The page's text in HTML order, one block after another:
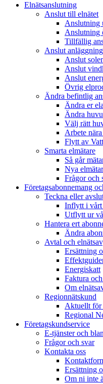
Elnätsanslutning
Anslut till elnätet
Anslutning
Anslutning
Tillfällig
Anslut
Anslut
Anslut
Anslut
Övrig
Ändra befintlig
Ändra er
Ändra
Välj rätt
Arbete
Flytt av
Smarta elmätare
Så går
Nya
Frågor och
Företagsabonnemang
Teckna eller
Inflytt i vårt
Utflytt ur
Hantera ert
Ändra
Avtal och
Ersättning
Energiskatt
Faktura
Om
Regionnätskund
Aktuellt för
Regional
Företagskundservice
E-tjänster och
Frågor och svar
Kontakta oss
Ersättning
Om ni inte